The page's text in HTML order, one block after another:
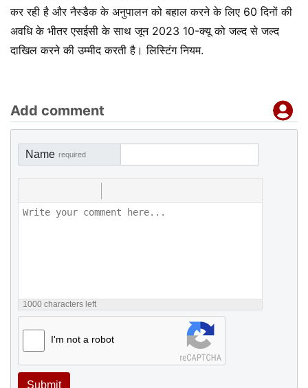
कर रही है और नैस्डैक के अनुपालन को बहाल करने के लिए 60 दिनों की
अवधि के भीतर एसईसी के साथ जून 2023 10-क्यू को जल्द से जल्द
दाखिल करने की उम्मीद करती है। लिस्टिंग नियम.
Add comment
Name required
1000 characters left
I'm not a robot
Submit